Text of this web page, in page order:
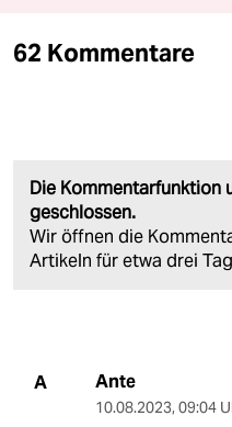
62 Kommentare
Die Kommentarfunktion
geschlossen.
Wir öffnen die
Artikeln für etwa drei
A Ante
10.08.2023, 09:04